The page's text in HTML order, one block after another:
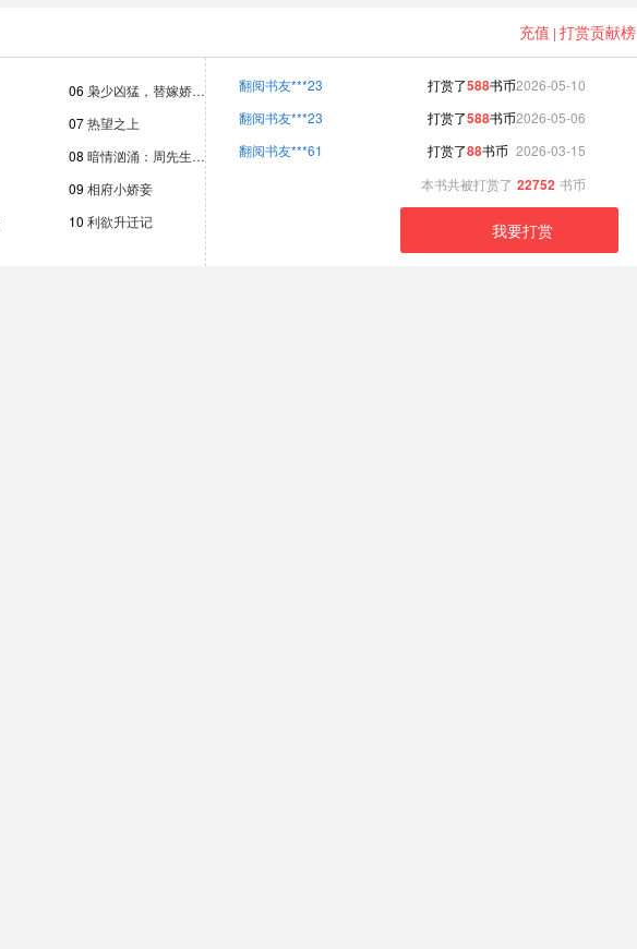
充值 | 打赏贡献榜
06 枭少凶猛，替嫁娇…
07热望之上
08 暗情汹涌：周先生…
09 相府小娇妾
10 利欲升迁记
2026-05-10
翻阅书友***23 打赏了588书币
2026-05-06
翻阅书友***23 打赏了588书币
2026-03-15
翻阅书友***61 打赏了88书币
本书共被打赏了 22752 书币
我要打赏